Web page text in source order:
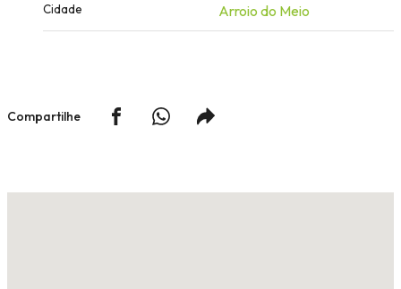
Cidade Arroio do Meio
Compartilhe